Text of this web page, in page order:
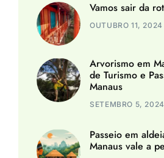
Vamos sair da
OUTUBRO 11, 2024
Arvorismo em
de Turismo e
Manaus
SETEMBRO 5, 2024
Passeio em
Manaus vale a